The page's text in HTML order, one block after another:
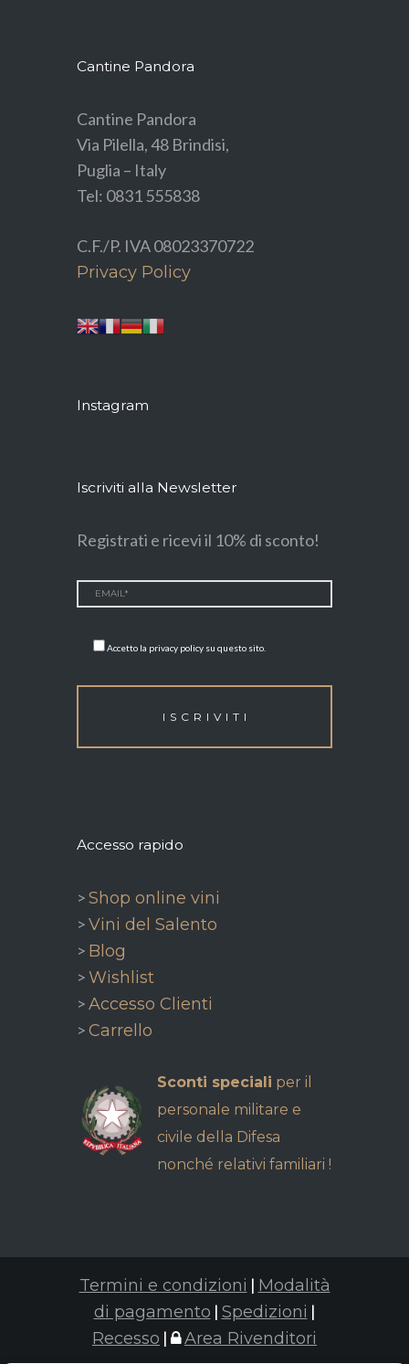
Cantine Pandora
Cantine Pandora
Via Pilella, 48 Brindisi,
Puglia – Italy
Tel: 0831 555838
C.F./P. IVA 08023370722
Privacy Policy
Instagram
Iscriviti alla Newsletter
Registrati e ricevi il 10% di sconto!
Accetto la privacy policy su questo sito.
Accesso rapido
>Shop online vini
>Vini del Salento
> Blog
>Wishlist
>Accesso Clienti
>Carrello
Sconti speciali per il
personale militare e
civile della Difesa
nonché relativi familiari !
Termini e condizioni | Modalità
di pagamento | Spedizioni |
Recesso | Area Rivenditori